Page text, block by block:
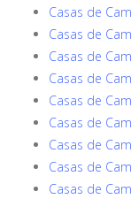
Casas de
Casas de
Casas de
Casas de
Casas de
Casas de
Casas de
Casas de
Casas de